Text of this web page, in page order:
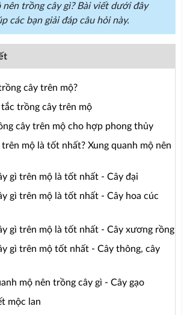
nên trồng cây gì? Bài viết dưới đây
các bạn giải đáp câu hỏi này.
cây trên mộ?
tắc trồng cây trên mộ
cây trên mộ cho hợp phong thủy
trên mộ là tốt nhất? Xung quanh mộ nên
gì trên mộ là tốt nhất - Cây đại
gì trên mộ là tốt nhất - Cây hoa cúc
gì trên mộ là tốt nhất - Cây xương rồng
gì trên mộ tốt nhất - Cây thông, cây
mộ nên trồng cây gì - Cây gạo
mộc lan